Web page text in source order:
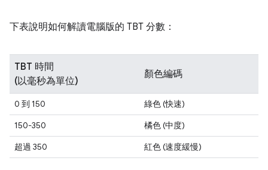
下表說明如何解讀電腦版的 TBT 分數：
TBT 時間
(以毫秒為單位)
顏色編碼
0 到 150
綠色 (快速)
150-350
橘色 (中度)
超過 350
紅色 (速度緩慢)